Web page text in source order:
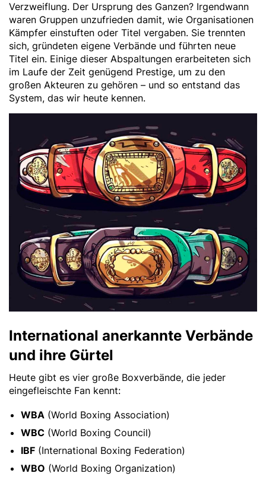
Verzweiflung. Der Ursprung des Ganzen? Irgendwann
waren Gruppen unzufrieden damit, wie Organisationen
Kämpfer einstuften oder Titel vergaben. Sie trennten
sich, gründeten eigene Verbände und führten neue
Titel ein. Einige dieser Abspaltungen erarbeiteten sich
im Laufe der Zeit genügend Prestige, um zu den
großen Akteuren zu gehören – und so entstand das
System, das wir heute kennen.
International anerkannte Verbände
und ihre Gürtel
Heute gibt es vier große Boxverbände, die jeder
eingefleischte Fan kennt:
WBA (World Boxing Association)
WBC (World Boxing Council)
IBF (International Boxing Federation)
WBO (World Boxing Organization)